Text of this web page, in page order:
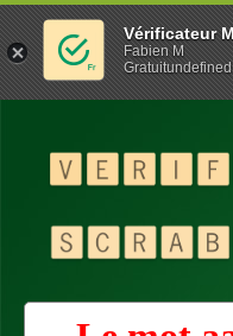
Vérificateur
Fabien M
Gratuitundefined